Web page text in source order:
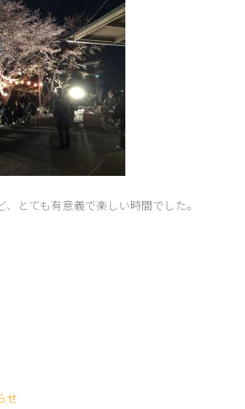
とても有意義で楽しい時間でした。
せ